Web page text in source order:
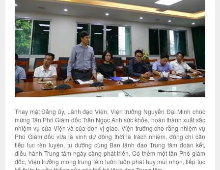
Thay mặt Đảng ủy, Lãnh đạo Viện, Viện trưởng Nguyễn Đại Minh chúc
mừng Tân Phó Giám đốc Trần Ngọc Anh sức khỏe, hoàn thành xuất sắc
nhiệm vụ của Viện và của đơn vị giao. Viện trưởng cho rằng nhiệm vụ
Phó Giám đốc vừa là vinh dự đồng thời là trách nhiệm, đồng chí cần
tiếp tục rèn luyện, tu dưỡng cùng Ban lãnh đạo Trung tâm đoàn kết,
điều hành Trung tâm ngày càng phát triển. Có thêm một tân Phó giám
đốc, Viện trưởng mong trung tâm luôn luôn phát huy mũi nhọn, tiếp tục